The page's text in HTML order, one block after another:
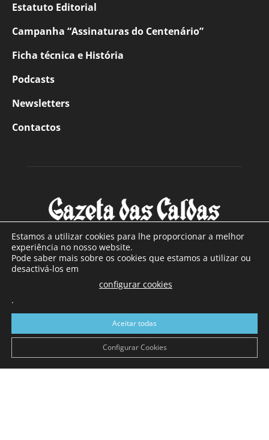
Estatuto Editorial
Campanha “Assinaturas do Centenário”
Ficha técnica e História
Podcasts
Newsletters
Contactos
SOBRE NÓS
Com sede nas Caldas da Rainha e mais de 90 anos de
a sul de distrito de Leiria, com mais de 40.000 leitores por
toda a região Oeste. Jornal com distribuição em Portugal
Continental e assinatura online.
Estamos a utilizar cookies para lhe proporcionar a melhor
experiência no nosso website.
Pode saber mais sobre os cookies que estamos a utilizar ou
desactivá-los em
configurar cookies
.
Aceitar todas
Configurar Cookies